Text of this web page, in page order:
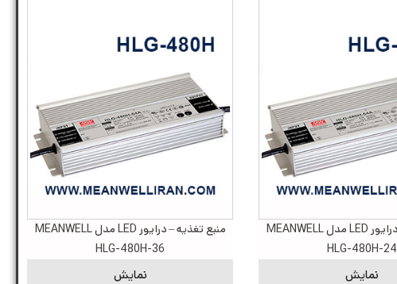
منبع تغذیه – درایور LED مدل MEANWELL
HLG-480H-24
نمایش
منبع تغذیه – درایور LED مدل MEANWELL
HLG-480H-36
نمایش